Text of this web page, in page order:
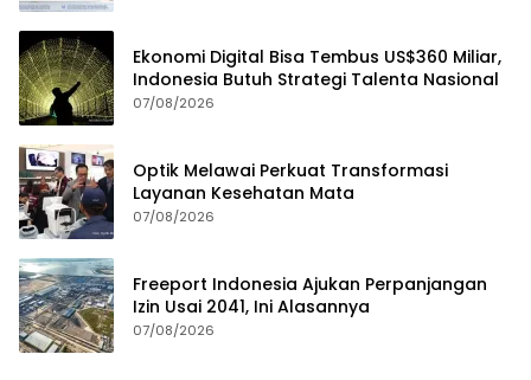
Ekonomi Digital Bisa Tembus US$360 Miliar,
Indonesia Butuh Strategi Talenta Nasional
07/08/2026
Optik Melawai Perkuat Transformasi
Layanan Kesehatan Mata
07/08/2026
Freeport Indonesia Ajukan Perpanjangan
Izin Usai 2041, Ini Alasannya
07/08/2026